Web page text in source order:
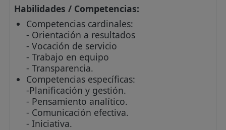
Habilidades / Competencias:
Competencias cardinales:
- Orientación a resultados
- Vocación de servicio
- Trabajo en equipo
- Transparencia.
Competencias específicas:
-Planificación y gestión.
- Pensamiento analítico.
- Comunicación efectiva.
- Iniciativa.